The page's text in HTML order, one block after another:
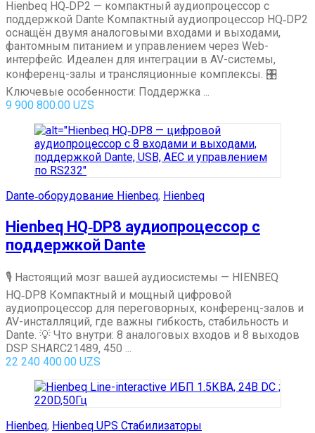
Hienbeq HQ‑DP2 — компактный аудиопроцессор с
поддержкой Dante Компактный аудиопроцессор HQ‑DP2
оснащён двумя аналоговыми входами и выходами,
фантомным питанием и управлением через Web-
интерфейс. Идеален для интеграции в AV-системы,
конференц-залы и трансляционные комплексы. 🎛
Ключевые особенности: Поддержка ...
9 900 800.00 UZS
Dante‑оборудование Hienbeq, Hienbeq
Hienbeq HQ‑DP8 аудиопроцессор с
поддержкой Dante
🎙 Настоящий мозг вашей аудиосистемы — HIENBEQ
HQ‑DP8 Компактный и мощный цифровой
аудиопроцессор для переговорных, конференц-залов и
AV-инсталляций, где важны гибкость, стабильность и
Dante. 💡 Что внутри: 8 аналоговых входов и 8 выходов
DSP SHARC21489, 450 ...
22 240 400.00 UZS
Hienbeq, Hienbeq UPS Стабилизаторы